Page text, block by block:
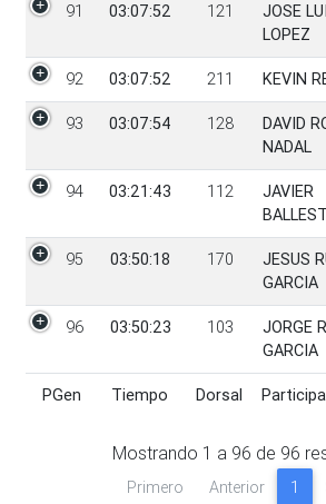
PGen Tiempo Dorsal
91 03:07:52 121
JOSE
LOPEZ
92 03:07:52 211 KEVIN
93 03:07:54 128
DAVID
NADAL
94 03:21:43 112
JAVIER
95 03:50:18 170
JESUS
GARCIA
96 03:50:23 103
JORGE
GARCIA
PGen Tiempo Dorsal
Mostrando 1 a 96 de 96
Primero Anterior 1